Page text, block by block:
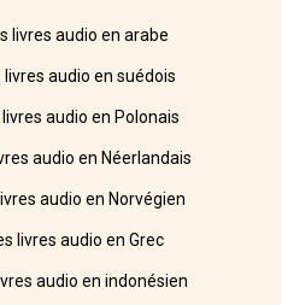
livres audio en arabe
audio en suédois
audio en Polonais
audio en Néerlandais
audio en Norvégien
livres audio en Grec
audio en indonésien